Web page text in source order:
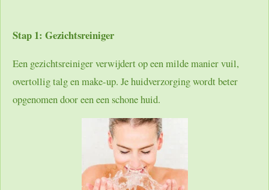
Stap 1: Gezichtsreiniger
Een gezichtsreiniger verwijdert op een milde manier vuil,
overtollig talg en make-up. Je huidverzorging wordt beter
opgenomen door een een schone huid.